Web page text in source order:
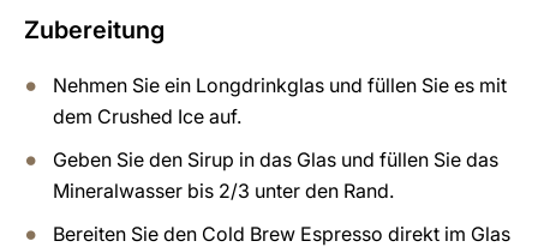
Zubereitung
Nehmen Sie ein Longdrinkglas und füllen Sie es mit
dem Crushed Ice auf.
Geben Sie den Sirup in das Glas und füllen Sie das
Mineralwasser bis 2/3 unter den Rand.
Bereiten Sie den Cold Brew Espresso direkt im Glas